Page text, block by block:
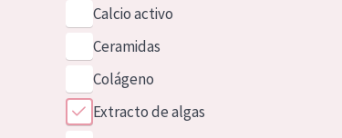
Calcio activo
Ceramidas
Colágeno
Extracto de algas